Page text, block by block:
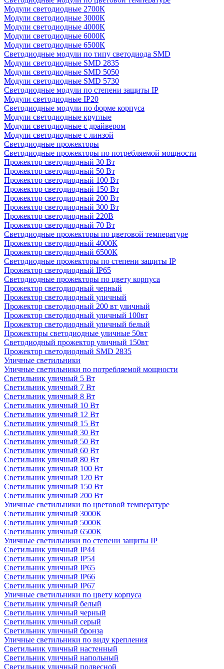
Модули светодиодные 2700К
Модули светодиодные 3000К
Модули светодиодные 4000К
Модули светодиодные 6000К
Модули светодиодные 6500К
Светодиодные модули по типу светодиода SMD
Модули светодиодные SMD 2835
Модули светодиодные SMD 5050
Модули светодиодные SMD 5730
Светодиодные модули по степени защиты IP
Модули светодиодные IP20
Светодиодные модули по форме корпуса
Модули светодиодные круглые
Модули светодиодные с драйвером
Модули светодиодные с линзой
Светодиодные прожекторы
Светодиодные прожекторы по потребляемой мощности
Прожектор светодиодный 30 Вт
Прожектор светодиодный 50 Вт
Прожектор светодиодный 100 Вт
Прожектор светодиодный 150 Вт
Прожектор светодиодный 200 Вт
Прожектор светодиодный 300 Вт
Прожектор светодиодный 220В
Прожектор светодиодный 70 Вт
Светодиодные прожекторы по цветовой температуре
Прожектор светодиодный 4000К
Прожектор светодиодный 6500К
Светодиодные прожекторы по степени защиты IP
Прожектор светодиодный IP65
Светодиодные прожекторы по цвету корпуса
Прожектор светодиодный черный
Прожектор светодиодный уличный
Прожектор светодиодный 200 вт уличный
Прожектор светодиодный уличный 100вт
Прожектор светодиодный уличный белый
Прожекторы светодиодные уличные 50вт
Светодиодный прожектор уличный 150вт
Прожектор светодиодный SMD 2835
Уличные светильники
Уличные светильники по потребляемой мощности
Светильник уличный 5 Вт
Светильник уличный 7 Вт
Светильник уличный 8 Вт
Светильник уличный 10 Вт
Светильник уличный 12 Вт
Светильник уличный 15 Вт
Светильник уличный 30 Вт
Светильник уличный 50 Вт
Светильник уличный 60 Вт
Светильник уличный 80 Вт
Светильник уличный 100 Вт
Светильник уличный 120 Вт
Светильник уличный 150 Вт
Светильник уличный 200 Вт
Уличные светильники по цветовой температуре
Cветильник уличный 3000К
Cветильник уличный 5000К
Cветильник уличный 6500К
Уличные светильники по степени защиты IP
Светильник уличный IP44
Светильник уличный IP54
Светильник уличный IP65
Светильник уличный IP66
Светильник уличный IP67
Уличные светильники по цвету корпуса
Светильник уличный белый
Светильник уличный черный
Светильник уличный серый
Светильник уличный бронза
Уличные светильники по виду крепления
Светильник уличный настенный
Светильник уличный напольный
Светильник уличный подвесной